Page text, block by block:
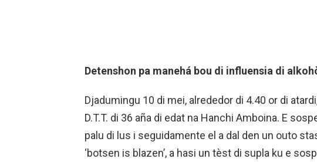
Detenshon pa manehá bou di influensia di
Djadumingu 10 di mei, alrededor di 4.40 or di
D.T.T. di 36 aña di edat na Hanchi Amboina. E
palu di lus i seguidamente el a dal den un outo
‘botsen is blazen’, a hasi un tèst di supla ku e